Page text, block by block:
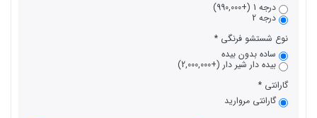
درجه 1 (+990,000)
درجه 2
نوع شستشو فرنگی
ساده بدون بیده
بیده دار شیر دار (+2,000,000)
گارانتی
گارانتی مروارید